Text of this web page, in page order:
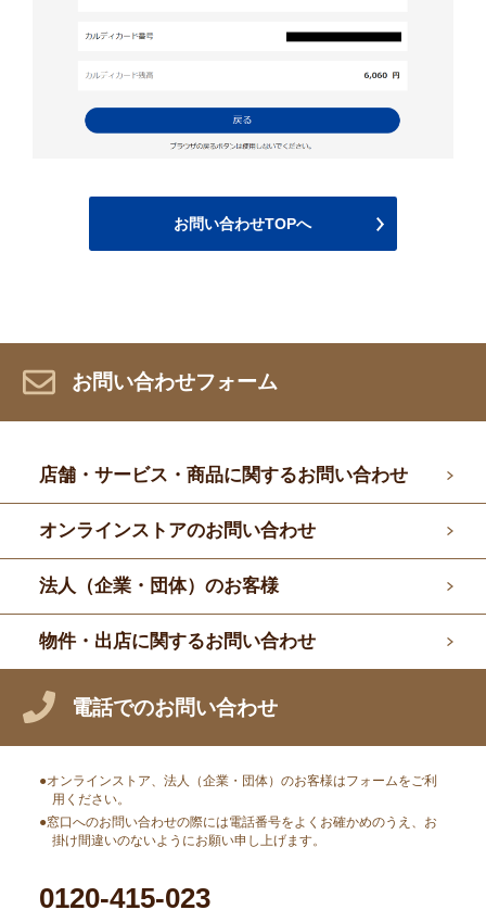
お問い合わせTOPへ
お問い合わせフォーム
店舗・サービス・商品に関するお問い合わせ
オンラインストアのお問い合わせ
法人（企業・団体）のお客様
物件・出店に関するお問い合わせ
電話でのお問い合わせ
オンラインストア、法人（企業・団体）のお客様はフォームをご利
用ください。
窓口へのお問い合わせの際には電話番号をよくお確かめのうえ、お
掛け間違いのないようにお願い申し上げます。
0120-415-023